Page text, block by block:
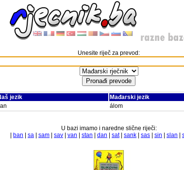
Unesite riječ za prevod:
jezik
Mađarski jezik
álom
U bazi imamo i naredne slične riječi:
ban sa sam sav van stan dan sat| sank sas sin slan